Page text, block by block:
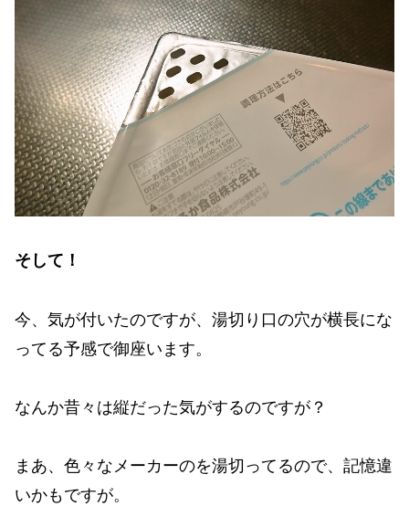
そして！
今、気が付いたのですが、湯切り口の穴が横長にな
ってる予感で御座います。
なんか昔々は縦だった気がするのですが？
まあ、色々なメーカーのを湯切ってるので、記憶違
いかもですが。